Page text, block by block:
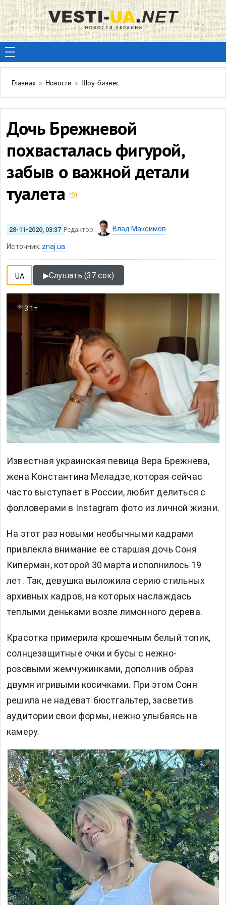
Главная » Новости » Шоу-бизнес
Дочь Брежневой
похвасталась фигурой,
забыв о важной детали
туалета
28-11-2020, 03:37 Редактор: Влад Максимов
Источник: znaj.ua
UA ▶Слушать (37 сек)
3.1т
Известная украинская певица Вера Брежнева,
жена Константина Меладзе, которая сейчас
часто выступает в России, любит делиться с
фолловерами в Instagram фото из личной жизни.
На этот раз новыми необычными кадрами
привлекла внимание ее старшая дочь Соня
Киперман, которой 30 марта исполнилось 19
лет. Так, девушка выложила серию стильных
архивных кадров, на которых наслаждась
теплыми деньками возле лимонного дерева.
Красотка примерила крошечным белый топик,
солнцезащитные очки и бусы с нежно-
розовыми жемчужинками, дополнив образ
двумя игривыми косичками. При этом Соня
решила не надеват бюстгальтер, засветив
аудитории свои формы, нежно улыбаясь на
камеру.